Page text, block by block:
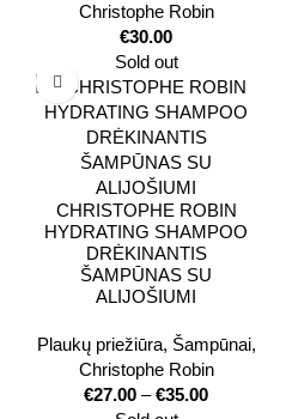
Christophe Robin
€30.00
Sold out
CHRISTOPHE ROBIN
HYDRATING SHAMPOO
DRĖKINANTIS
ŠAMPŪNAS SU
ALIJOŠIUMI
Plaukų priežiūra, Šampūnai,
Christophe Robin
€27.00 – €35.00